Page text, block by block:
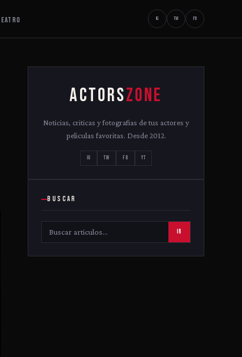
IG TW FB
ACTORSZONE
Noticias, criticas y fotografias de tus actores y
peliculas favoritas. Desde 2012.
IG TW FB YT
BUSCAR
IR